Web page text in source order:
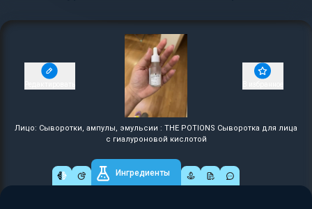
Лицо: Сыворотки, ампулы, эмульсии : THE POTIONS Сыворотка для лица
с гиалуроновой кислотой
Ингредиенты